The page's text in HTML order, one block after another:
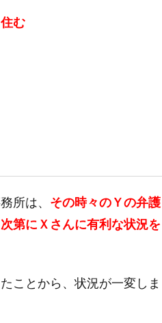
む
所は、 その時々のＹの弁護
第にＸさんに有利な状況を
ことから、状況が一変しま